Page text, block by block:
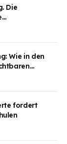
Die
erregt.
Wie in den
fordert